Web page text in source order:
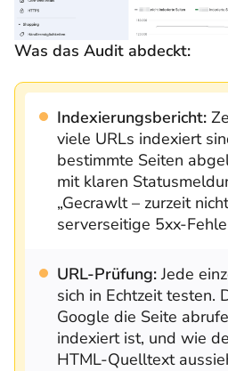
Was das Audit abdeckt:
Indexierungsbericht:
viele URLs indexiert
bestimmte Seiten
mit klaren
„Gecrawlt – zurzeit
serverseitige 5xx-
URL-Prüfung:Jede
sich in Echtzeit testen.
Google die Seite
indexiert ist, und wie
HTML-Quelltext